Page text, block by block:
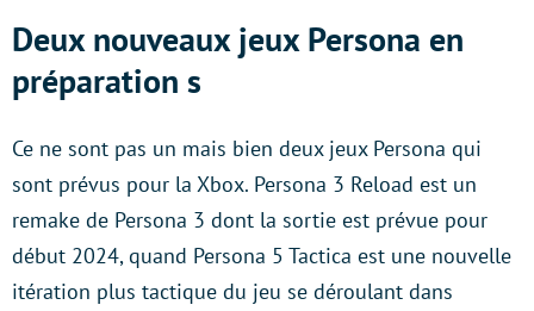
Deux nouveaux jeux Persona en
préparation s
Ce ne sont pas un mais bien deux jeux Persona qui
sont prévus pour la Xbox. Persona 3 Reload est un
remake de Persona 3 dont la sortie est prévue pour
début 2024, quand Persona 5 Tactica est une nouvelle
itération plus tactique du jeu se déroulant dans